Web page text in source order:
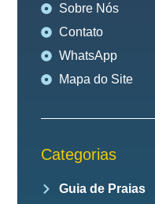
Sobre Nós
Contato
WhatsApp
Mapa do Site
Categorias
Guia de Praias